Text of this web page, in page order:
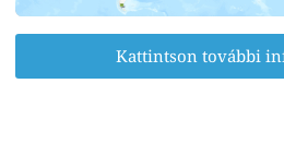
Kattintson további